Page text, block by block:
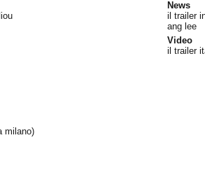
milano)
News
il trailer
ang lee
Video
il trailer